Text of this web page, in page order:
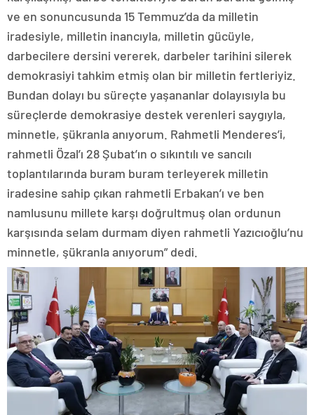
ve en sonuncusunda 15 Temmuz’da da milletin
iradesiyle, milletin inancıyla, milletin gücüyle,
darbecilere dersini vererek, darbeler tarihini silerek
demokrasiyi tahkim etmiş olan bir milletin fertleriyiz.
Bundan dolayı bu süreçte yaşananlar dolayısıyla bu
süreçlerde demokrasiye destek verenleri saygıyla,
minnetle, şükranla anıyorum. Rahmetli Menderes’i,
rahmetli Özal’ı 28 Şubat’ın o sıkıntılı ve sancılı
toplantılarında buram buram terleyerek milletin
iradesine sahip çıkan rahmetli Erbakan’ı ve ben
namlusunu millete karşı doğrultmuş olan ordunun
karşısında selam durmam diyen rahmetli Yazıcıoğlu’nu
minnetle, şükranla anıyorum” dedi.